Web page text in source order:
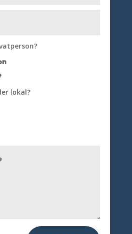
lokal?